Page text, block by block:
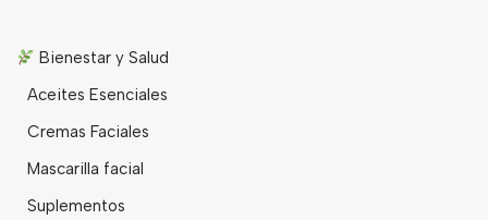
Bienestar y Salud
Aceites Esenciales
Cremas Faciales
Mascarilla facial
Suplementos